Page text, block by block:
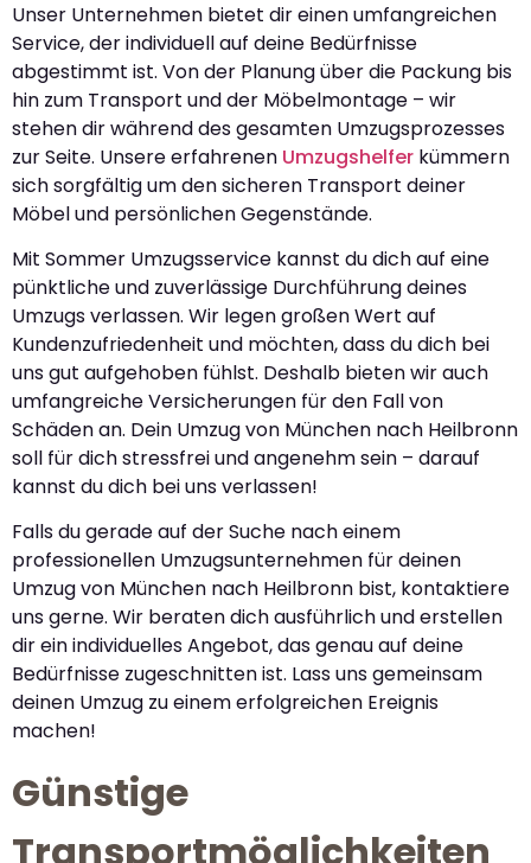
Unser Unternehmen bietet dir einen umfangreichen
Service, der individuell auf deine Bedürfnisse
abgestimmt ist. Von der Planung über die Packung bis
hin zum Transport und der Möbelmontage – wir
stehen dir während des gesamten Umzugsprozesses
zur Seite. Unsere erfahrenen Umzugshelfer kümmern
sich sorgfältig um den sicheren Transport deiner
Möbel und persönlichen Gegenstände.
Mit Sommer Umzugsservice kannst du dich auf eine
pünktliche und zuverlässige Durchführung deines
Umzugs verlassen. Wir legen großen Wert auf
Kundenzufriedenheit und möchten, dass du dich bei
uns gut aufgehoben fühlst. Deshalb bieten wir auch
umfangreiche Versicherungen für den Fall von
Schäden an. Dein Umzug von München nach Heilbronn
soll für dich stressfrei und angenehm sein – darauf
kannst du dich bei uns verlassen!
Falls du gerade auf der Suche nach einem
professionellen Umzugsunternehmen für deinen
Umzug von München nach Heilbronn bist, kontaktiere
uns gerne. Wir beraten dich ausführlich und erstellen
dir ein individuelles Angebot, das genau auf deine
Bedürfnisse zugeschnitten ist. Lass uns gemeinsam
deinen Umzug zu einem erfolgreichen Ereignis
machen!
Günstige
Transportmöglichkeiten